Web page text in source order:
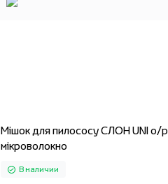
Мішок для пилососу СЛОН UNI о/р
мікроволокно
В наличии